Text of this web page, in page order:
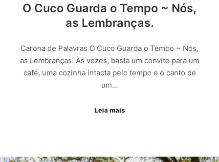
O Cuco Guarda o Tempo ~ Nós,
as Lembranças.
Carona de Palavras O Cuco Guarda o Tempo ~ Nós,
as Lembranças. Às vezes, basta um convite para um
café, uma cozinha intacta pelo tempo e o canto de
um…
Leia mais